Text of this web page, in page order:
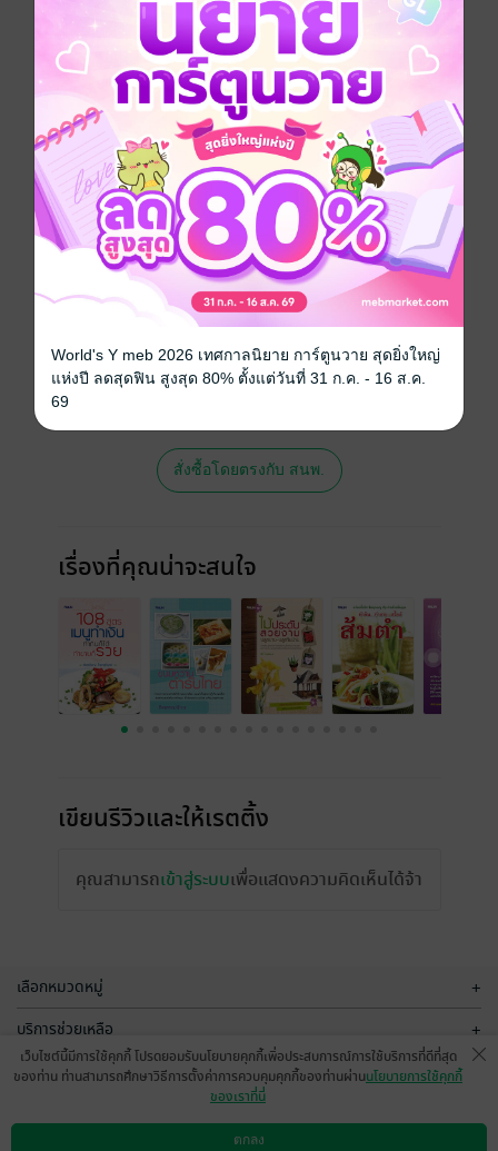
ปรุงง่ายด้วยมือคุณ
ดูหนังสือเรื่องอื่นๆ ของเรา ได้ที่
www.pailinbooknet.com
ประเภทไฟล์
วันที่วางขาย 10 สิงหาคม 2561
ความยาว 113 หน้า
ราคาปก 119 บาท (ประหยัด 19%)
สนใจเวอร์ชันกระดาษ เชิญทางนี้!
เวอร์ชันกระดาษมีวางขายที่เว็บไซต์สำนัก
พิมพ์ จะไม่มีขายโดย MEB นะจ๊ะ สามารถสั่ง
สั่งซื้อโดยตรงกับ สนพ.
เรื่องที่คุณน่าจะสนใจ
เขียนรีวิวและให้เรตติ้ง
คุณสามารถเข้าสู่ระบบเพื่อแสดงความคิดเห็นได้จ้า
เลือกหมวดหมู่ +
บริการช่วยเหลือ +
เกี่ยวกับเรา
เว็บไซต์นี้มีการใช้คุกกี้ โปรดยอมรับนโยบายคุกกี้เพื่อประสบการณ์การใช้บริการที่ดีที่สุด
ของท่าน ท่านสามารถศึกษาวิธีการตั้งค่าการควบคุมคุกกี้ของท่านผ่านนโยบายการใช้คุกกี้
ของเราที่นี่
ตกลง
World's Y meb 2026 เทศกาลนิยาย การ์ตูนวาย สุดยิ่งใหญ่
แห่งปี ลดสุดฟิน สูงสุด 80% ตั้งแต่วันที่ 31 ก.ค. - 16 ส.ค.
69